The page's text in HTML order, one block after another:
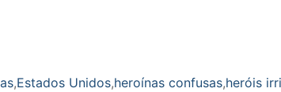
,Estados Unidos,heroínas confusas,heróis